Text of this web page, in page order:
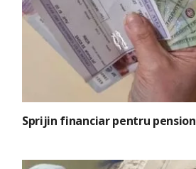
Sprijin financiar pentru